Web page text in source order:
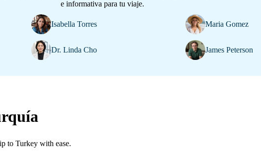
e informativa para tu viaje.
Isabella Torres Maria Gomez
Dr. Linda Cho James Peterson
to Turkey with ease.